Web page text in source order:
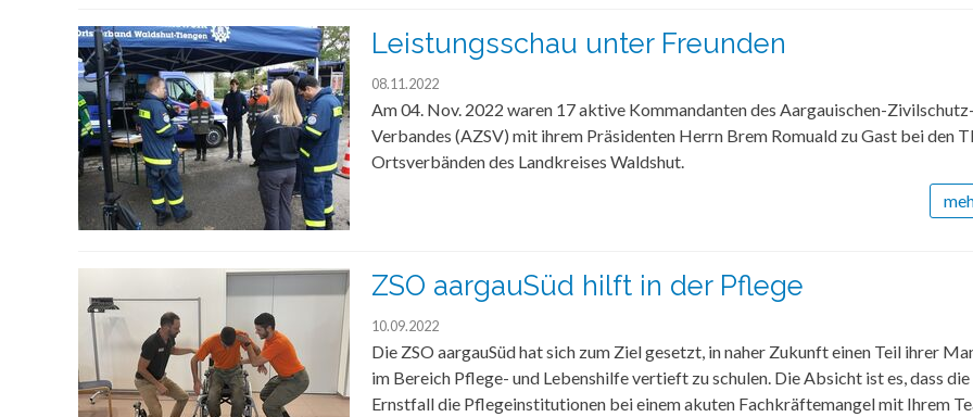
Leistungsschau unter Freunden
08.11.2022
Am 04. Nov. 2022 waren 17 aktive Kommandanten des Aargauischen-Zivilschutz-
Verbandes (AZSV) mit ihrem Präsidenten Herrn Brem Romuald zu Gast bei den
Ortsverbänden des Landkreises Waldshut.
ZSO aargauSüd hilft in der Pflege
10.09.2022
Die ZSO aargauSüd hat sich zum Ziel gesetzt, in naher Zukunft einen Teil ihrer
im Bereich Pflege- und Lebenshilfe vertieft zu schulen. Die Absicht ist es, dass die
Ernstfall die Pflegeinstitutionen bei einem akuten Fachkräftemangel mit Ihrem